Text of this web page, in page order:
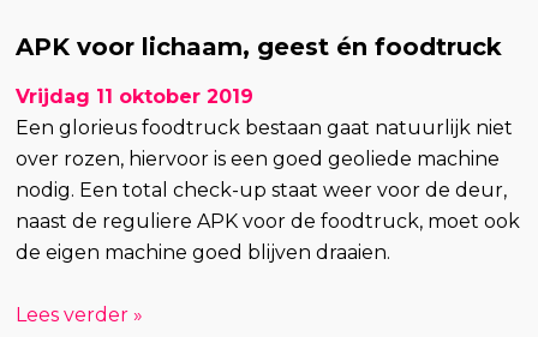
APK voor lichaam, geest én foodtruck
Vrijdag 11 oktober 2019
Een glorieus foodtruck bestaan gaat natuurlijk niet
over rozen, hiervoor is een goed geoliede machine
nodig. Een total check-up staat weer voor de deur,
naast de reguliere APK voor de foodtruck, moet ook
de eigen machine goed blijven draaien.
Lees verder »